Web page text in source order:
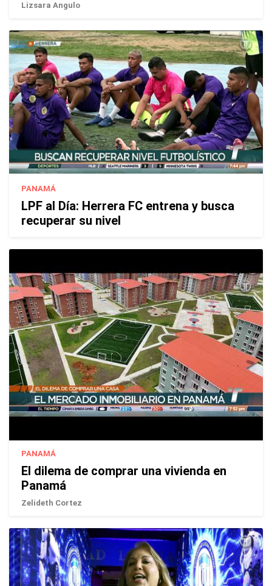
Lizsara Angulo
PANAMÁ
LPF al Día: Herrera FC entrena y busca
recuperar su nivel
PANAMÁ
El dilema de comprar una vivienda en
Panamá
Zelideth Cortez